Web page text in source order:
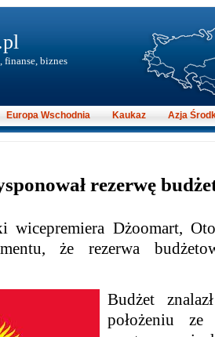
rezerwę
wicepremiera Dżoomart,
że rezerwa
Budżet
położeniu ze
finanse, biznes
Europa Wschodnia Kaukaz Azja